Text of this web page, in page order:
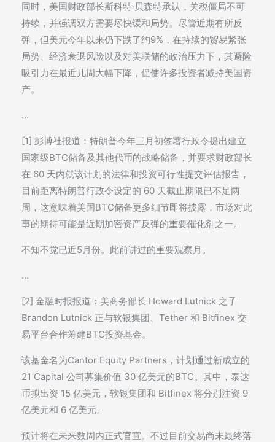
同时，美国财政部长斯科特·贝森特承认，关税僵局不可
持续，并强调双方需要尽快缓和局势。尽管近期有所反
弹，但美元今年以来仍下跌了约9%，在持续的贸易紧张
局势、经济衰退风险以及对美联储的政治压力下，其避险
吸引力在最近几周大幅下降，促使许多投资者减持美国资
产。
…
[1] 彭博社报道：特朗普今年三月初签署行政令提出建立
国家级BTC储备及其他代币的战略储备，并要求财政部长
在 60 天内就该计划的法律和投资可行性提交评估报告，
目前距离特朗普行政令设定的 60 天截止期限已不足两
周，这意味着美国BTC储备更多细节即将披露，市场对此
事的期待可能是近期加密资产反弹的重要催化剂之一。
不知不觉已近5月份。此前讲过的重要观察月。
…
[2] 金融时报报道：美商务部长 Howard Lutnick 之子
Brandon Lutnick 正与软银集团、Tether 和 Bitfinex 交
易平台合作筹建BTC投资基金。
该基金名为Cantor Equity Partners，计划通过新成立的
21 Capital 公司募集价值 30 亿美元的BTC。其中，泰达
币拟出资 15 亿美元，软银集团和 Bitfinex 将分别注资 9
亿美元和 6 亿美元。
预计将在未来数周内正式官宣。不过目前交易尚未最终落